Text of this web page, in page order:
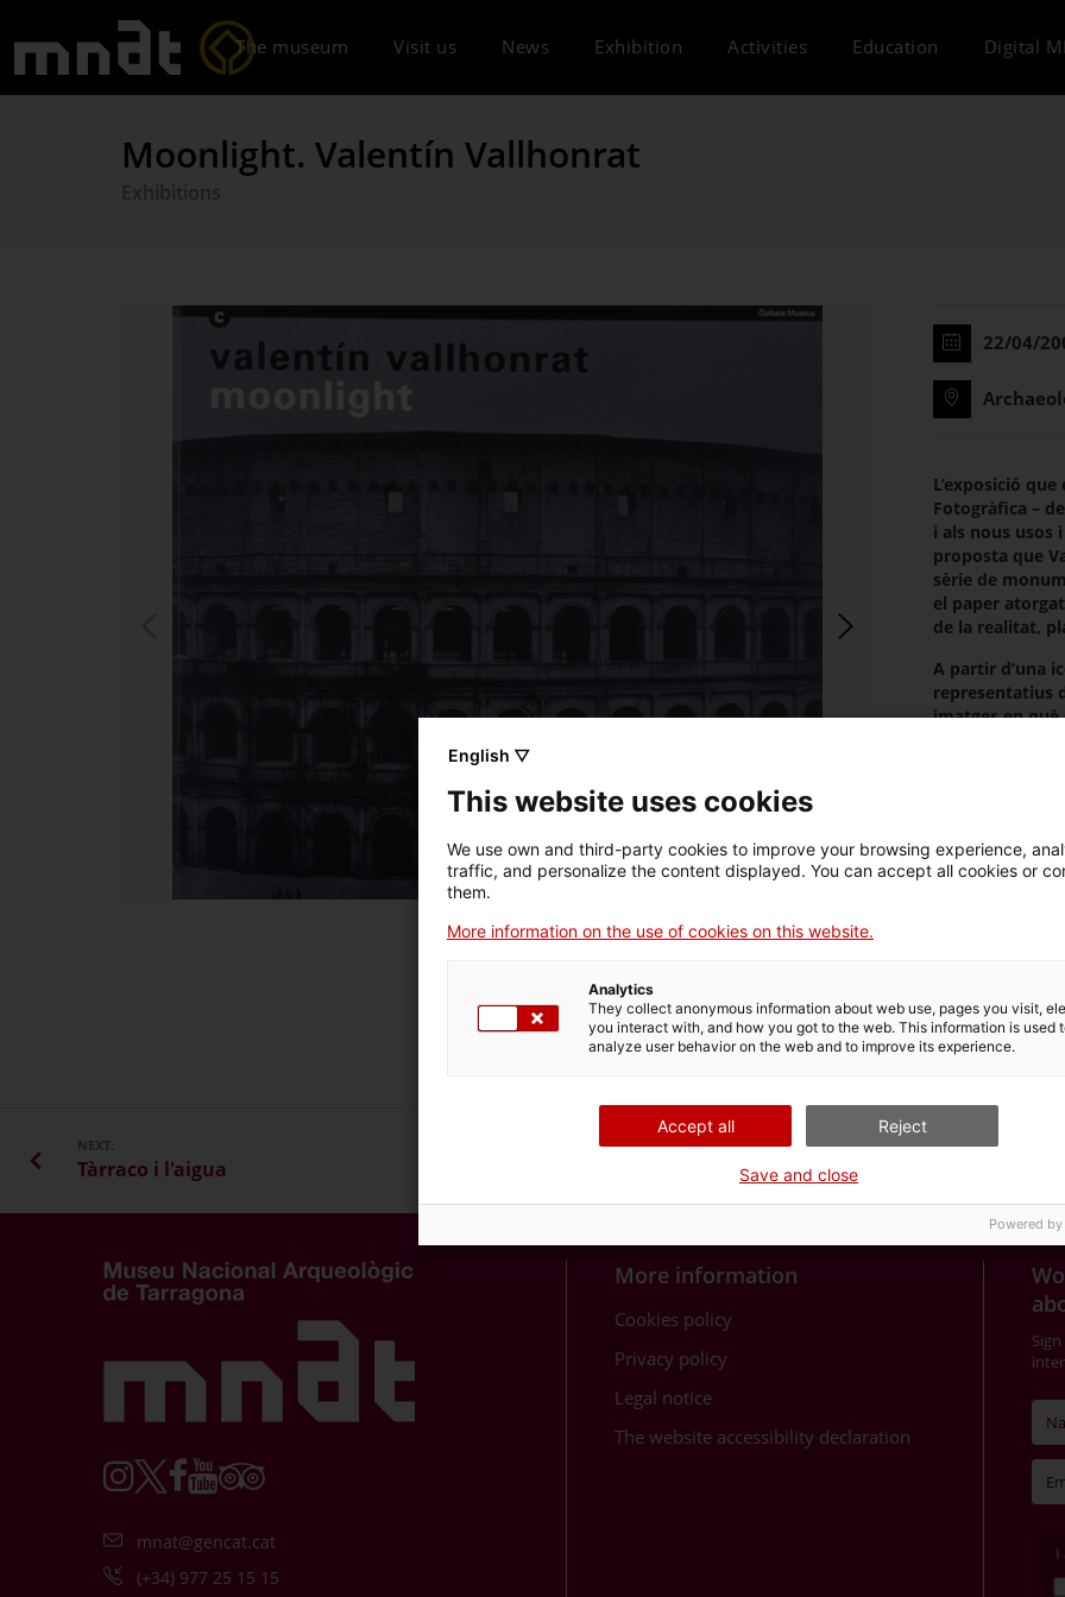
The museum Visit us News Exhibition Activities Education Digital
Moonlight. Valentín Vallhonrat
22/04/
L’exposició
Fotogràfica –
i als nous usos
proposta que
sèrie de
el paper
de la realitat,
A partir d’una
representatius
imatges en què
entre original
L'autor va
va portar
Pròsper
dels pilars en
avui el
L’exposició
membre de
el títolNous
Exhibition
NEXT:
Tàrraco i l'aigua
mnat@gencat.cat
(+34) 977 25 15 15
More information
Cookies policy
Privacy policy
Legal notice
The website accessibility declaration
I
English ▽
This website uses cookies
We use own and third-party cookies to improve your browsing experience,
traffic, and personalize the content displayed. You can accept all cookies or
them.
More information on the use of cookies on this website.
Analytics
They collect anonymous information about web use, pages you visit,
you interact with, and how you got to the web. This information is used
analyze user behavior on the web and to improve its experience.
Accept all Reject
Save and close
Powered by